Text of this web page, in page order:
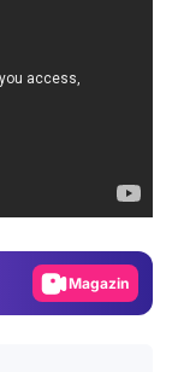
Test
Magazin